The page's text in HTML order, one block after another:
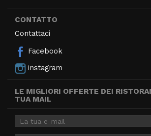
CONTATTO
Contattaci
Facebook
instagram
LE MIGLIORI OFFERTE DEI
TUA MAIL